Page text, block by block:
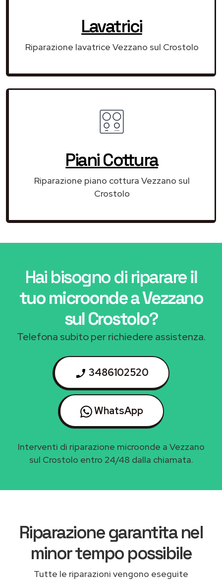
Lavatrici
Riparazione lavatrice Vezzano sul Crostolo
Piani Cottura
Riparazione piano cottura Vezzano sul
Crostolo
Hai bisogno di riparareil
tuo microonde a Vezzano
sul Crostolo?
Telefona subito per richiedere assistenza.
3486102520
WhatsApp
Interventi di riparazione microonde a Vezzano
sul Crostolo entro 24/48 dalla chiamata.
Riparazione garantita nel
minor tempo possibile
Tutte le riparazioni vengono eseguite